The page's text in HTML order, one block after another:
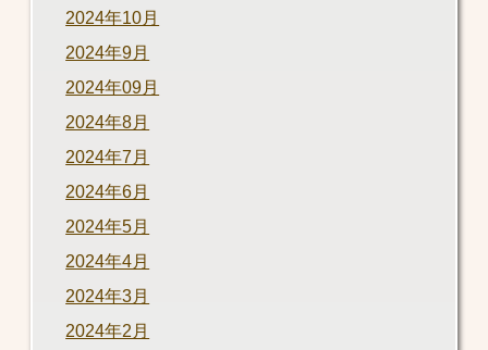
2024年10月
2024年9月
2024年09月
2024年8月
2024年7月
2024年6月
2024年5月
2024年4月
2024年3月
2024年2月